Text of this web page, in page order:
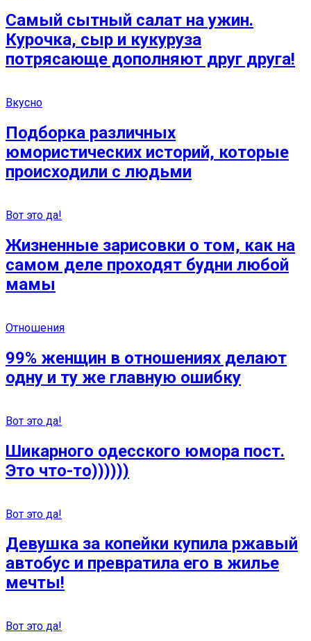
Самый сытный салат на ужин.
Курочка, сыр и кукуруза
потрясающе дополняют друг друга!
Вкусно
Подборка различных
юмористических историй, которые
происходили с людьми
Вот это да!
Жизненные зарисовки о том, как на
самом деле проходят будни любой
мамы
Отношения
99% женщин в отношениях делают
одну и ту же главную ошибку
Вот это да!
Шикарного одесского юмора пост.
Это что-то))))))
Вот это да!
Девушка за копейки купила ржавый
автобус и превратила его в жилье
мечты!
Вот это да!